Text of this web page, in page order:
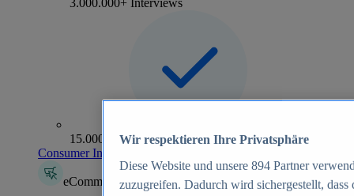
15.000+ Marken
Consumer Insights entdecken
eCommerce Insights
Wir respektieren Ihre Privatsphäre
Diese Website und unsere 894 Partner
zuzugreifen. Dadurch wird sichergestellt,